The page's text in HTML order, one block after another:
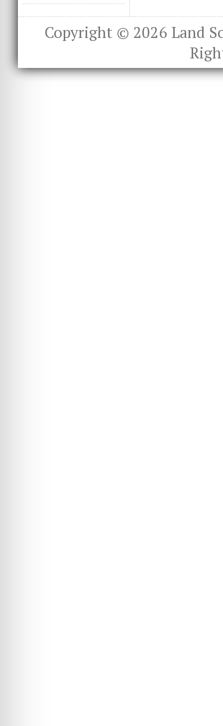
Copyright © 2026 Land